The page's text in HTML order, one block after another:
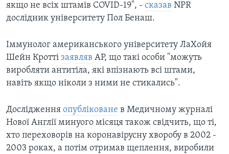
якщо не всіх штамів COVID-19", - сказав NPR
дослідник університету Пол Бенаш.
Іммунолог американського університету ЛаХойя
Шейн Кротті заявляв АР, що такі особи "можуть
виробляти антитіла, які впізнають всі штами,
навіть якщо ніколи з ними не стикались".
Дослідження опубліковане в Медичному журналі
Нової Англії минуого місяця також свідчить, що ті,
хто переховорів на коронавірусну хворобу в 2002 -
2003 роках, а потім отримав щеплення, виробили